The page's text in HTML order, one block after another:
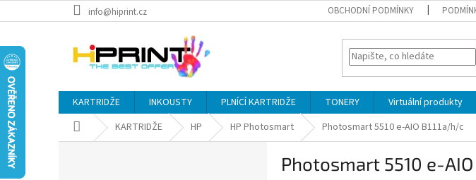
na
info@hiprint.cz OBCHODNÍ PODMÍNKY
KARTRIDŽE INKOUSTY PLNÍCÍ KARTRIDŽE TONERY Virtuální produkty
Domů KARTRIDŽE HP HP Photosmart Photosmart 5510 e-AIO B111a/h/c
Photosmart 5510 e-